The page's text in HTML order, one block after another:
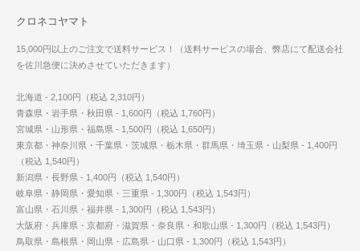
クロネコヤマト
15,000円以上のご注文で送料サービス！（送料サービスの場合、弊店にて配送会社
を佐川急便に決めさせていただきます）
北海道 - 2,100円（税込 2,310円）
青森県・岩手県・秋田県 - 1,600円（税込 1,760円）
宮城県・山形県・福島県 - 1,500円（税込 1,650円）
東京都・神奈川県・千葉県・茨城県・栃木県・群馬県・埼玉県・山梨県 - 1,400円
（税込 1,540円）
新潟県・長野県 - 1,400円（税込 1,540円）
岐阜県・静岡県・愛知県・三重県 - 1,300円（税込 1,543円）
富山県・石川県・福井県 - 1,300円（税込 1,543円）
大阪府・兵庫県・京都府・滋賀県・奈良県・和歌山県 - 1,300円（税込 1,543円）
鳥取県・島根県・岡山県・広島県・山口県 - 1,300円（税込 1,543円）